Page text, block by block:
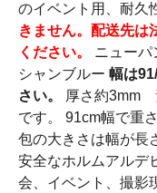
のイベント用、耐久
きません。配送先は
ください。
ニュー
シャンブルー 幅は
さい。
厚さ約3mm
です。 91cm幅で重
包の大きさは幅が長
安全なホルムアル
会、イベント、撮影